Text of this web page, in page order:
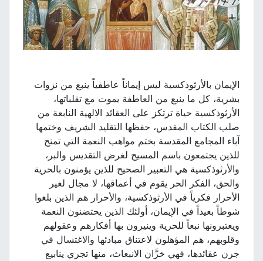
الإيمان بالأرثوذكسية ليس إيماناً عاطفياً ينبع من نزوات
بشرية، كل ما ينبع من العاطفة يموت مع تقلباتها،
الأرثوذكسية حياة ترتكز على العقائد الالهية النابعة من
صلب الكتاب المقدس، حفظها التقليد الشريف وختمها
آباء المجامع المقدسة بختم مواهب النعمة التي تمنح
للذين يجتمعون باسم المسيح لغرض التقديس والبر،
والأرثوذكسية هي التعبير الصحيح للذين يؤمنون بالحرية
والحق، الفكر الحر يقوم في أعماقها، لا مجال لغير
الأحرار فكرياً في الأرثوذكسية، والأحرار هم الذين بلغوا
شوطاً بعيداً في الإيمان، أولئك الذين يحتضنون النعمة
ويعتبرونها نبعاً للحرية وينيرون بها أفكارهم وعقولهم
وقلوبهم، هم المؤهلون لاعتناق مبادئها والاغتسال في
جرن عقائدها، فهي خزَّان الانبعاث، منها تجري ينابيع